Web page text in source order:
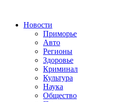
Новости
Приморье
Авто
Регионы
Здоровье
Криминал
Культура
Наука
Общество